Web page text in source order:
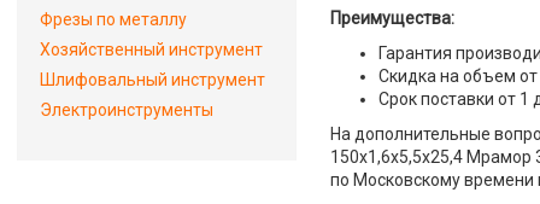
Преимущества:
Гарантия
Скидка на объем от
Срок поставки от 1
На дополнительные
150x1,6x5,5x25,4 Мрамор
по Московскому времени
Фрезы по металлу
Хозяйственный инструмент
Шлифовальный инструмент
Электроинструменты